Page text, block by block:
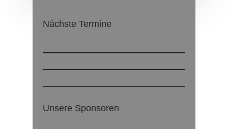
Nächste Termine
Unsere Sponsoren